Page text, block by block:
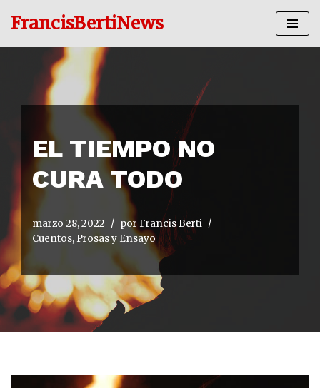
contenido
FrancisBertiNews
EL TIEMPO NO
CURA TODO
marzo 28, 2022 por Francis Berti
Cuentos, Prosas y Ensayo